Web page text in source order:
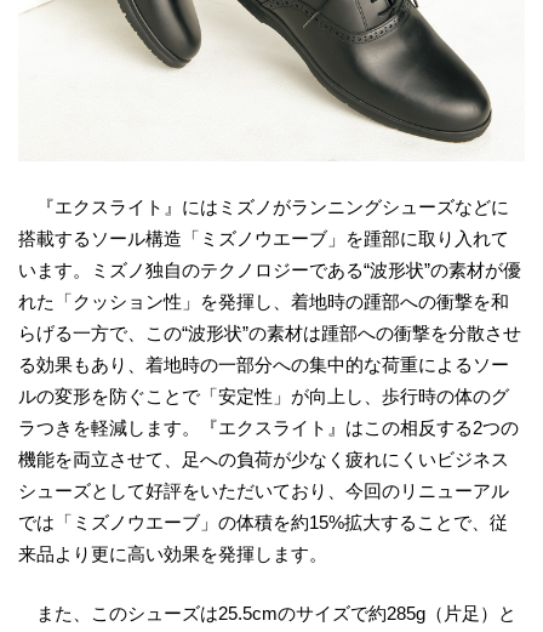
『エクスライト』にはミズノがランニングシューズなどに
搭載するソール構造「ミズノウエーブ」を踵部に取り入れて
います。ミズノ独自のテクノロジーである“波形状”の素材が優
れた「クッション性」を発揮し、着地時の踵部への衝撃を和
らげる一方で、この“波形状”の素材は踵部への衝撃を分散させ
る効果もあり、着地時の一部分への集中的な荷重によるソー
ルの変形を防ぐことで「安定性」が向上し、歩行時の体のグ
ラつきを軽減します。『エクスライト』はこの相反する2つの
機能を両立させて、足への負荷が少なく疲れにくいビジネス
シューズとして好評をいただいており、今回のリニューアル
では「ミズノウエーブ」の体積を約15%拡大することで、従
来品より更に高い効果を発揮します。
また、このシューズは25.5cmのサイズで約285g（片足）と